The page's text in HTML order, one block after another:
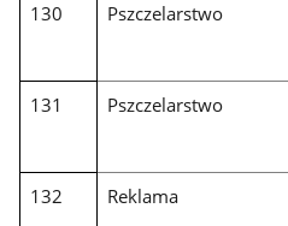
130 Pszczelarstwo
131 Pszczelarstwo
132 Reklama